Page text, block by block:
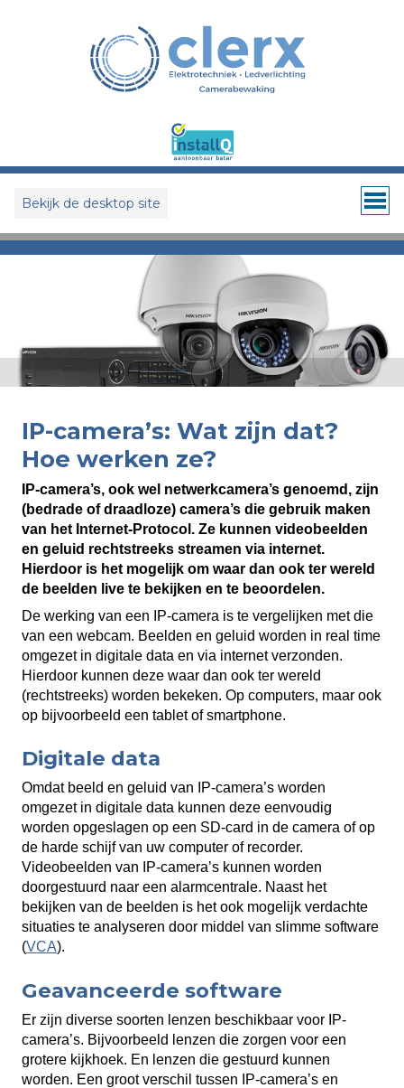
Bekijk de desktop site
IP-camera’s: Wat zijn dat?
Hoe werken ze?
IP-camera’s, ook wel netwerkcamera’s genoemd, zijn
(bedrade of draadloze) camera’s die gebruik maken
van het Internet-Protocol. Ze kunnen videobeelden
en geluid rechtstreeks streamen via internet.
Hierdoor is het mogelijk om waar dan ook ter wereld
de beelden live te bekijken en te beoordelen.
De werking van een IP-camera is te vergelijken met die
van een webcam. Beelden en geluid worden in real time
omgezet in digitale data en via internet verzonden.
Hierdoor kunnen deze waar dan ook ter wereld
(rechtstreeks) worden bekeken. Op computers, maar ook
op bijvoorbeeld een tablet of smartphone.
Digitale data
Omdat beeld en geluid van IP-camera’s worden
omgezet in digitale data kunnen deze eenvoudig
worden opgeslagen op een SD-card in de camera of op
de harde schijf van uw computer of recorder.
Videobeelden van IP-camera’s kunnen worden
doorgestuurd naar een alarmcentrale. Naast het
bekijken van de beelden is het ook mogelijk verdachte
situaties te analyseren door middel van slimme software
(VCA).
Geavanceerde software
Er zijn diverse soorten lenzen beschikbaar voor IP-
camera’s. Bijvoorbeeld lenzen die zorgen voor een
grotere kijkhoek. En lenzen die gestuurd kunnen
worden. Een groot verschil tussen IP-camera’s en